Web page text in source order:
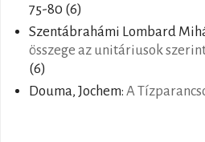
75-80 (6)
Szentábrahámi Lombard
összege az unitáriusok szerint
(6)
Douma, Jochem: A